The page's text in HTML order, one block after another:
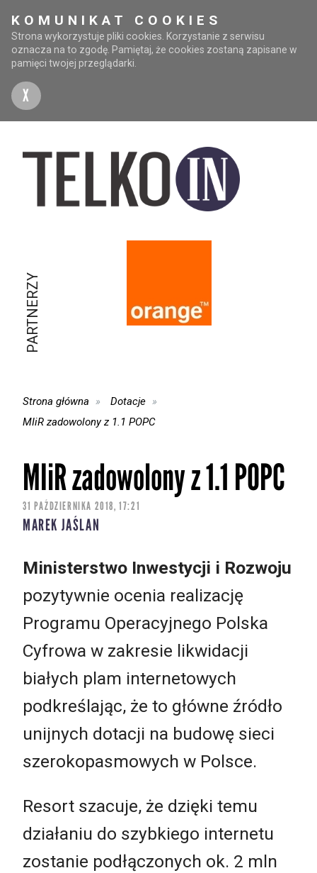
KOMUNIKAT COOKIES
Strona wykorzystuje pliki cookies. Korzystanie z serwisu
oznacza na to zgodę. Pamiętaj, że cookies zostaną zapisane w
pamięci twojej przeglądarki.
X
PARTNERZY
Strona główna
Dotacje
MIiR zadowolony z 1.1 POPC
MIiR zadowolony z 1.1 POPC
31 PAŹDZIERNIKA 2018, 17:21
MAREK JAŚLAN
Ministerstwo Inwestycji i Rozwoju
pozytywnie ocenia realizację
Programu Operacyjnego Polska
Cyfrowa w zakresie likwidacji
białych plam internetowych
podkreślając, że to główne źródło
unijnych dotacji na budowę sieci
szerokopasmowych w Polsce.
Resort szacuje, że dzięki temu
działaniu do szybkiego internetu
zostanie podłączonych ok. 2 mln